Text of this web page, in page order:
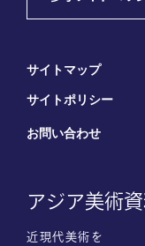
サイトマップ
サイトポリシー
お問い合わせ
アジア美術
近現代美術を